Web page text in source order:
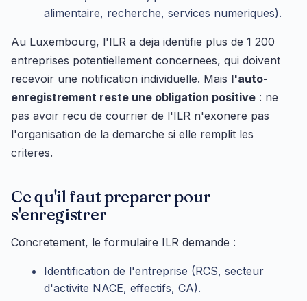
alimentaire, recherche, services numeriques).
Au Luxembourg, l'ILR a deja identifie plus de 1 200
entreprises potentiellement concernees, qui doivent
recevoir une notification individuelle. Mais l'auto-
enregistrement reste une obligation positive : ne
pas avoir recu de courrier de l'ILR n'exonere pas
l'organisation de la demarche si elle remplit les
criteres.
Ce qu'il faut preparer pour
s'enregistrer
Concretement, le formulaire ILR demande :
Identification de l'entreprise (RCS, secteur
d'activite NACE, effectifs, CA).